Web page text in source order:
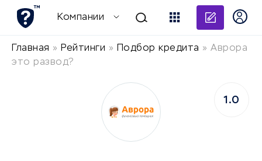
Компании
Главная » Рейтинги » Подбор кредита » Аврора
это развод?
1.0